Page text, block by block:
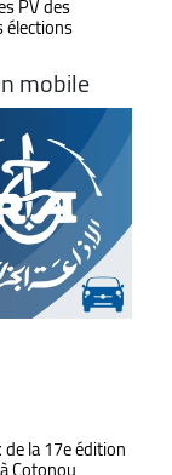
PV des
élections
mobile
la 17e édition